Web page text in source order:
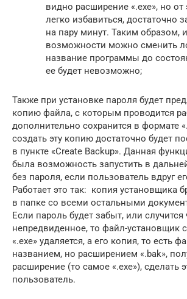
видно расширение «.exe», но
легко избавиться, достаточно
на пару минут. Таким образом,
возможности можно сменить
название программы до
ее будет невозможно;
Также при установке пароля будет
копию файла, с которым проводится
дополнительно сохранится в формате
создать эту копию достаточно будет
в пункте «Create Backup». Данная
была возможность запустить в
без пароля, если пользователь вдруг
Работает это так: копия установщика
в папке со всеми остальными
Если пароль будет забыт, или случится
непредвиденное, то файл-установщик
«.exe» удаляется, а его копия, то есть
названием, но расширением «.bak»,
расширение (то самое «.exe»), сделать
пользователь.